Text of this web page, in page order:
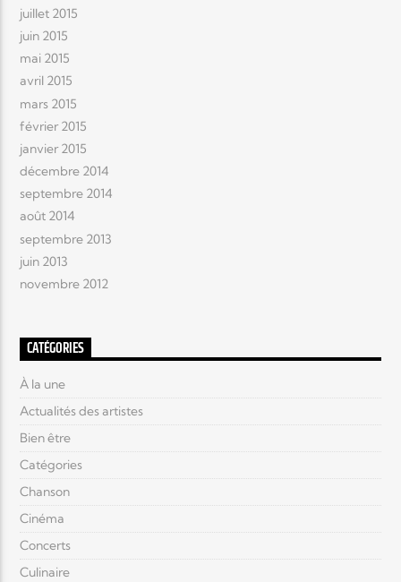
juillet 2015
juin 2015
mai 2015
avril 2015
mars 2015
février 2015
janvier 2015
décembre 2014
septembre 2014
août 2014
septembre 2013
juin 2013
novembre 2012
CATÉGORIES
À la une
Actualités des artistes
Bien être
Catégories
Chanson
Cinéma
Concerts
Culinaire